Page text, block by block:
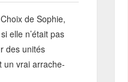
de Sophie,
elle n’était pas
des unités
un vrai arrache-